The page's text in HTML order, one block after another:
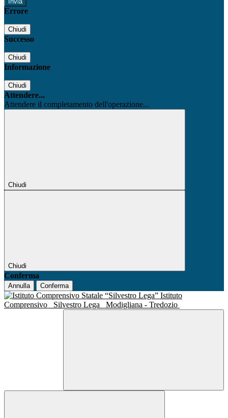
Errore
Chiudi
Successo
Chiudi
Informazione
Chiudi
Attendere...
Attendere il completamento dell'operazione...
Chiudi
Chiudi
Conferma
Annulla Conferma
Istituto
Comprensivo
Silvestro Lega Modigliana - Tredozio